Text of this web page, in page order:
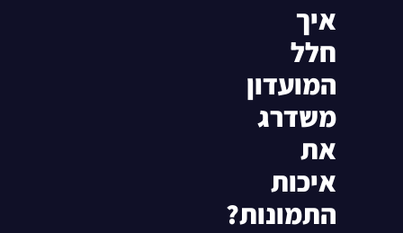
איך
חלל
המועדון
משדרג
את
איכות
התמונות?